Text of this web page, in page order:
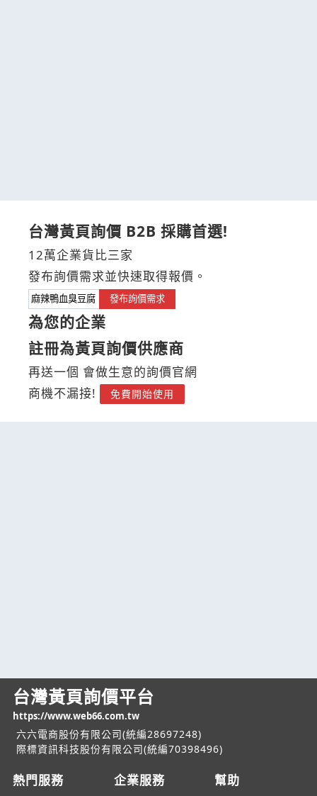
台灣黃頁詢價 B2B 採購首選!
12萬企業貨比三家
發布詢價需求並快速取得報價。
發布詢價需求
為您的企業
註冊為黃頁詢價供應商
再送一個 會做生意的詢價官網
商機不漏接!
免費開始使用
台灣黃頁詢價平台
https://www.web66.com.tw
六六電商股份有限公司(統編28697248)
際標資訊科技股份有限公司(統編70398496)
熱門服務 企業服務 幫助